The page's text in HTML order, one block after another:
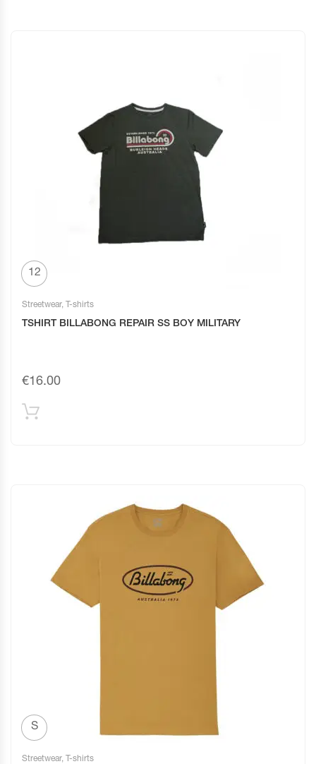
12
Streetwear, T-shirts
TSHIRT BILLABONG REPAIR SS BOY MILITARY
€16.00
S
Streetwear, T-shirts